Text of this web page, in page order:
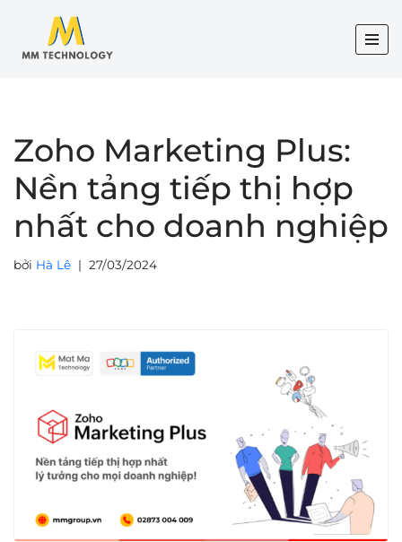
Chuyển
Zoho Marketing Plus:
Nền tảng tiếp thị hợp
nhất cho doanh nghiệp
bởi Hà Lê 27/03/2024